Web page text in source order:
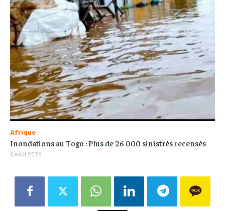
Afrique
Inondations au Togo : Plus de 26 000 sinistrés recensés
6 août 2026